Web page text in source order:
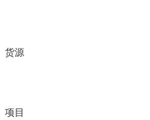
货源
项目